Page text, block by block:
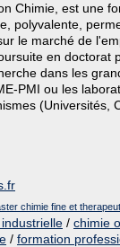
Chimie, est une
polyvalente,
le marché de
en doctorat
dans les
PMI ou les
(Universités,
chimie fine et
/ chimie
/ formation